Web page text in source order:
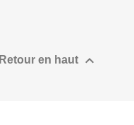
Retour en haut 